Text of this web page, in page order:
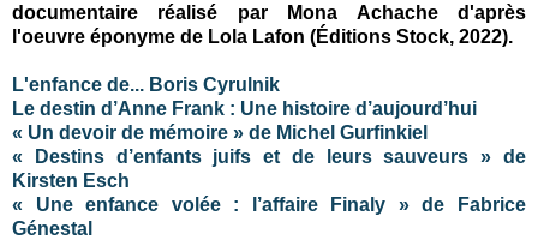
documentaire réalisé par Mona Achache d'après
l'oeuvre éponyme de Lola Lafon (Éditions Stock, 2022).
L'enfance de... Boris Cyrulnik
Le destin d’Anne Frank : Une histoire d’aujourd’hui
« Un devoir de mémoire » de Michel Gurfinkiel
« Destins d’enfants juifs et de leurs sauveurs » de
Kirsten Esch
« Une enfance volée : l’affaire Finaly » de Fabrice
Génestal